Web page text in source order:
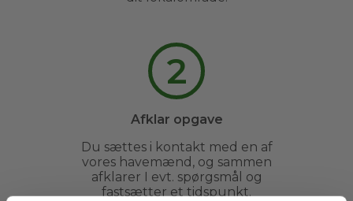
2
Afklar opgave
Du sættes i kontakt med en af
vores havemænd, og sammen
afklarer I evt. spørgsmål og
fastsætter et tidspunkt.